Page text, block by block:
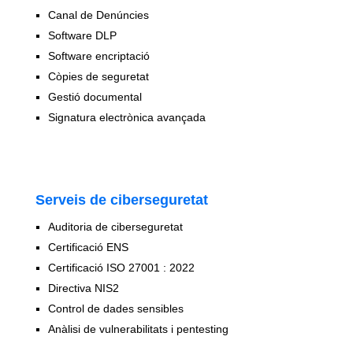
Canal de Denúncies
Software DLP
Software encriptació
Còpies de seguretat
Gestió documental
Signatura electrònica avançada
Serveis de ciberseguretat
Auditoria de ciberseguretat
Certificació ENS
Certificació ISO 27001 : 2022
Directiva NIS2
Control de dades sensibles
Anàlisi de vulnerabilitats i pentesting